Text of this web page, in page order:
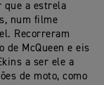
a estrela
num filme
Recorreram
McQueen e eis
a ser ele a
de moto, como